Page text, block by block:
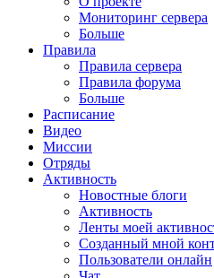
Мониторинг сервера
Больше
Правила
Правила сервера
Правила форума
Больше
Расписание
Видео
Миссии
Отряды
Активность
Новостные блоги
Активность
Ленты моей
Созданный мной
Пользователи онлайн